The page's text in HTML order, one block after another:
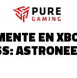
EN